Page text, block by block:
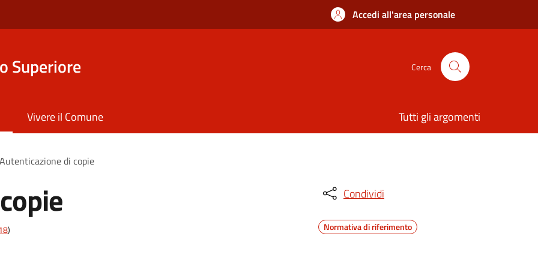
Accedi all'area personale
Superiore Cerca
Vivere il Comune Tutti gli argomenti
Autenticazione di copie
)
Condividi
Normativa di riferimento